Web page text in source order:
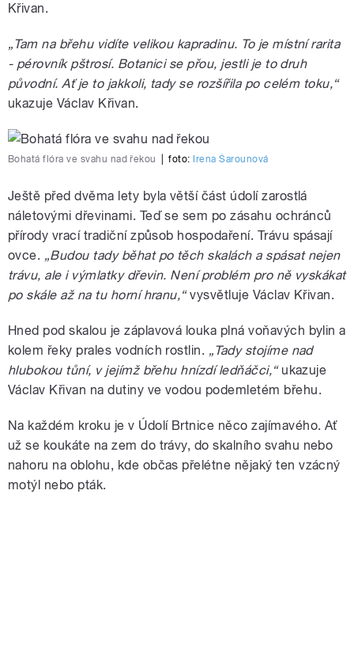
Křivan.
„Tam na břehu vidíte velikou kapradinu. To je místní rarita
- pérovník pštrosí. Botanici se přou, jestli je to druh
původní. Ať je to jakkoli, tady se rozšířila po celém toku,“
ukazuje Václav Křivan.
Bohatá flóra ve svahu nad řekou foto: Irena Šarounová
Ještě před dvěma lety byla větší část údolí zarostlá
náletovými dřevinami. Teď se sem po zásahu ochránců
přírody vrací tradiční způsob hospodaření. Trávu spásají
ovce. „Budou tady běhat po těch skalách a spásat nejen
trávu, ale i výmlatky dřevin. Není problém pro ně vyskákat
po skále až na tu horní hranu,“vysvětluje Václav Křivan.
Hned pod skalou je záplavová louka plná voňavých bylin a
kolem řeky prales vodních rostlin. „Tady stojíme nad
hlubokou tůní, v jejímž břehu hnízdí ledňáčci,“ukazuje
Václav Křivan na dutiny ve vodou podemletém břehu.
Na každém kroku je v Údolí Brtnice něco zajímavého. Ať
už se koukáte na zem do trávy, do skalního svahu nebo
nahoru na oblohu, kde občas přelétne nějaký ten vzácný
motýl nebo pták.